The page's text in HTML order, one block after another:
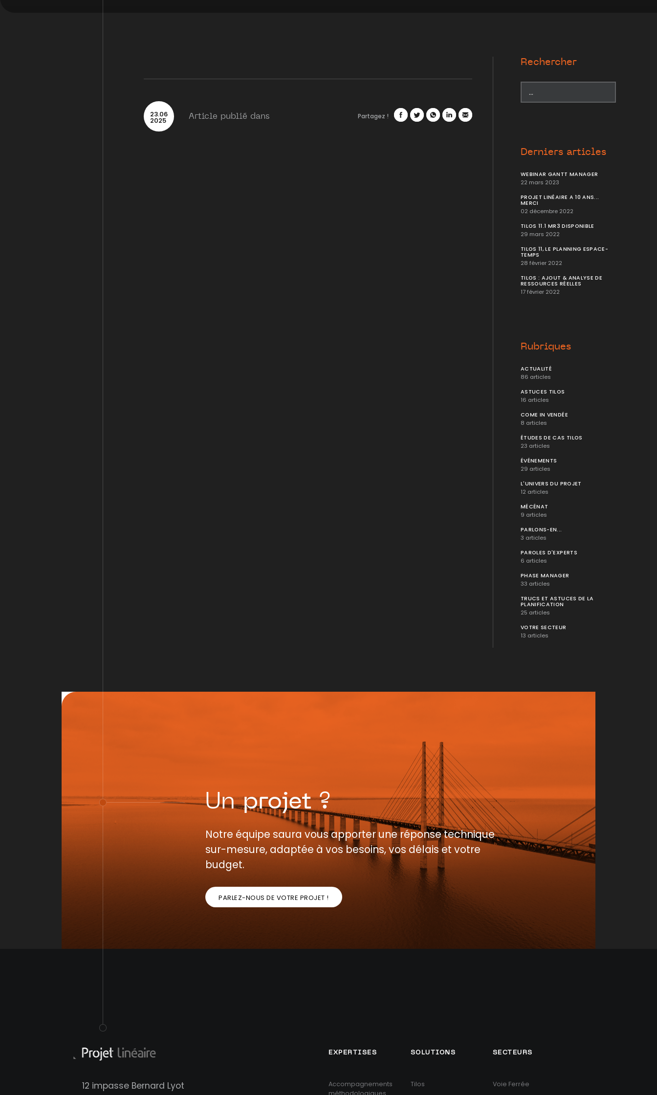
23.06
2025 Article publié dans Partagez !
Rechercher
Derniers articles
WEBINAR GANTT MANAGER
22 mars 2023
PROJET LINÉAIRE A 10 ANS...
MERCI
02 décembre 2022
TILOS 11.1 MR3 DISPONIBLE
29 mars 2022
TILOS 11, LE PLANNING ESPACE-
TEMPS
28 février 2022
TILOS : AJOUT & ANALYSE DE
RESSOURCES RÉELLES
17 février 2022
Rubriques
ACTUALITÉ
86 articles
ASTUCES TILOS
16 articles
COME IN VENDÉE
8 articles
ÉTUDES DE CAS TILOS
23 articles
ÉVÉNEMENTS
29 articles
L'UNIVERS DU PROJET
12 articles
MÉCÉNAT
9 articles
PARLONS-EN...
3 articles
PAROLES D'EXPERTS
6 articles
PHASE MANAGER
33 articles
TRUCS ET ASTUCES DE LA
PLANIFICATION
25 articles
VOTRE SECTEUR
13 articles
Unprojet?
Notre équipe saura vous apporter une réponse technique
sur-mesure, adaptée à vos besoins, vos délais et votre
budget.
PARLEZ-NOUS DE VOTRE PROJET !
12 impasse Bernard Lyot
EXPERTISES
Accompagnements
méthodologiques
SOLUTIONS
Tilos
SECTEURS
Voie Ferrée